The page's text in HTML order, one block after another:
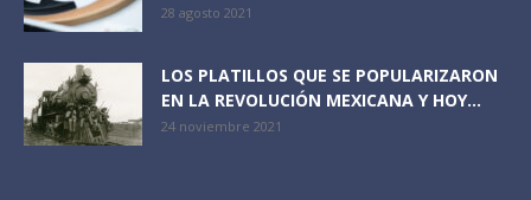
28 agosto 2021
LOS PLATILLOS QUE SE POPULARIZARON
EN LA REVOLUCIÓN MEXICANA Y HOY...
24 noviembre 2021